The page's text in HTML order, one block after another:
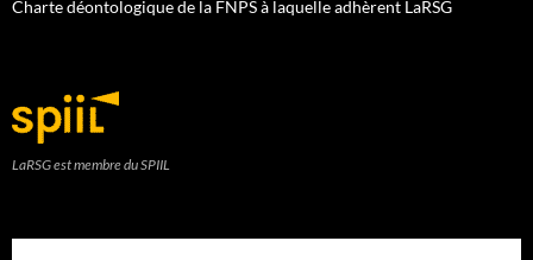
Charte déontologique de la FNPS à laquelle adhèrent LaRSG
LaRSG est membre du SPIIL